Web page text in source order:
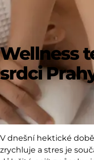
Wellness
srdci
V dnešní hektické
zrychluje a stres je